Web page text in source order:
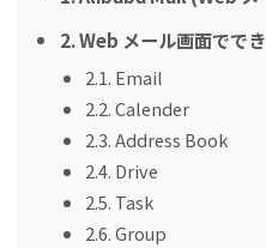
2. Web メール画面でで
2.1. Email
2.2. Calender
2.3. Address Book
2.4. Drive
2.5. Task
2.6. Group